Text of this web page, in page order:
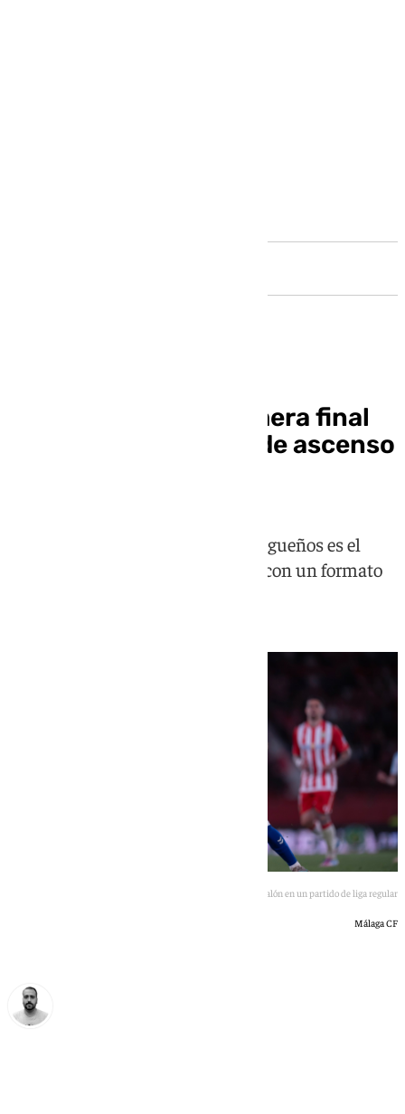
Almería-Málaga, primera final
andaluza del playoff de ascenso
El duelo entre almerienses y malagueños es el
primero entre equipos andaluces con un formato
Embarba y Puga luchan por el balón en un partido de liga regular
Málaga CF